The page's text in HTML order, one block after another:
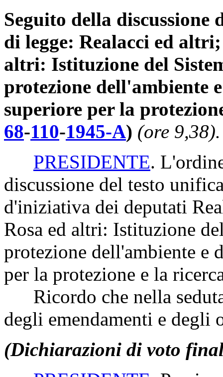
Seguito della discussione
di legge: Realacci ed
altri: Istituzione del
protezione dell'ambiente
superiore per la
68-110-1945-A) (ore 9,38).
PRESIDENTE.
discussione del testo
d'iniziativa dei deputati
Rosa ed altri: Istituzione
protezione dell'ambiente e
per la protezione e la
Ricordo che nella
degli emendamenti e degli
(Dichiarazioni di voto